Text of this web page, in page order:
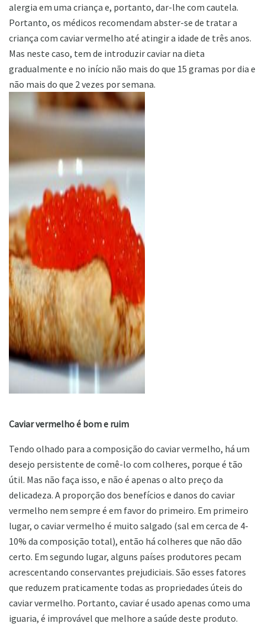
alergia em uma criança e, portanto, dar-lhe com cautela.
Portanto, os médicos recomendam abster-se de tratar a
criança com caviar vermelho até atingir a idade de três anos.
Mas neste caso, tem de introduzir caviar na dieta
gradualmente e no início não mais do que 15 gramas por dia e
não mais do que 2 vezes por semana.
ad
Caviar vermelho é bom e ruim
Tendo olhado para a composição do caviar vermelho, há um
desejo persistente de comê-lo com colheres, porque é tão
útil. Mas não faça isso, e não é apenas o alto preço da
delicadeza. A proporção dos benefícios e danos do caviar
vermelho nem sempre é em favor do primeiro. Em primeiro
lugar, o caviar vermelho é muito salgado (sal em cerca de 4-
10% da composição total), então há colheres que não dão
certo. Em segundo lugar, alguns países produtores pecam
acrescentando conservantes prejudiciais. São esses fatores
que reduzem praticamente todas as propriedades úteis do
caviar vermelho. Portanto, caviar é usado apenas como uma
iguaria, é improvável que melhore a saúde deste produto.